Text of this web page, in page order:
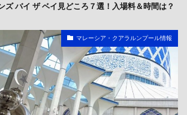
ズ バイ ザ ベイ見どころ７選！入場料＆時間は？
マレーシア・クアラルンプール情報